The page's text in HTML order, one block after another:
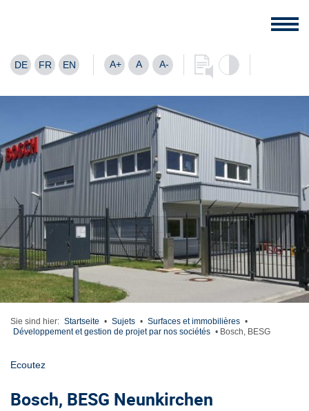
DE FR EN A+ A A-
Sie sind hier: Startseite • Sujets • Surfaces et immobilières •
Développement et gestion de projet par nos sociétés • Bosch, BESG
Ecoutez
Bosch, BESG Neunkirchen